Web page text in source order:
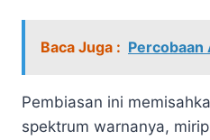
Baca Juga : Percobaan
Pembiasan ini
spektrum warnanya,